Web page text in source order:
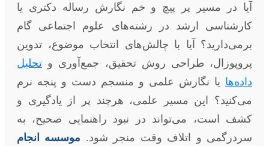
آیا در مسیر پر پیچ و خم نگارش رساله دکتری یا
کارشناسی ارشد در رشته‌های علوم اجتماعی گام
برمی‌دارید؟ آیا با چالش‌های انتخاب موضوع، تدوین
پروپوزال، طراحی روش تحقیق، جمع‌آوری و تحلیل
داده‌ها یا نگارش علمی و منسجم دست و پنجه نرم
می‌کنید؟ این مسیر علمی، هرچند پر از یادگیری و
کشف است، می‌تواند در نبود راهنمایی صحیح، به
سردرگمی و اتلاف وقت منجر شود. موسسه انجام